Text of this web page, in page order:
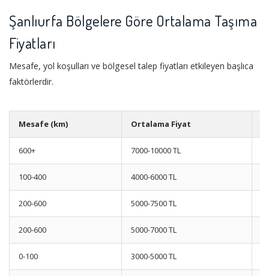
Şanlıurfa Bölgelere Göre Ortalama Taşıma
Fiyatları
Mesafe, yol koşulları ve bölgesel talep fiyatları etkileyen başlıca
faktörlerdir.
Mesafe (km) Ortalama Fiyat
600+ 7000-10000 TL
100-400 4000-6000 TL
200-600 5000-7500 TL
200-600 5000-7000 TL
0-100 3000-5000 TL